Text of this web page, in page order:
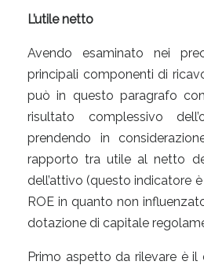
L’utile netto
Avendo esaminato nei
principali componenti di
può in questo paragrafo
risultato complessivo
prendendo in
rapporto tra utile al netto
dell’attivo (questo indicatore
ROE in quanto non
dotazione di capitale
Primo aspetto da rilevare è